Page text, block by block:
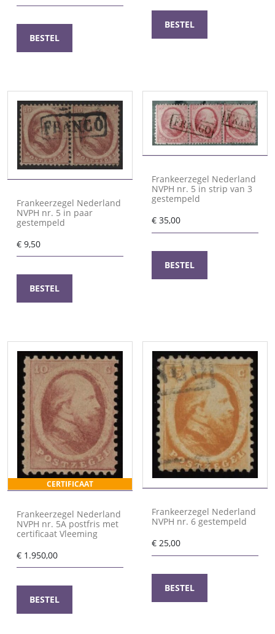
BESTEL
BESTEL
Frankeerzegel Nederland
NVPH nr. 5 in paar
gestempeld
€ 9,50
BESTEL
Frankeerzegel Nederland
NVPH nr. 5 in strip van 3
gestempeld
€ 35,00
BESTEL
CERTIFICAAT
Frankeerzegel Nederland
NVPH nr. 5A postfris met
certificaat Vleeming
€ 1.950,00
BESTEL
Frankeerzegel Nederland
NVPH nr. 6 gestempeld
€ 25,00
BESTEL